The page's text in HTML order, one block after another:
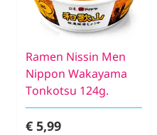
Ramen Nissin Men
Nippon Wakayama
Tonkotsu 124g.
€ 5,99